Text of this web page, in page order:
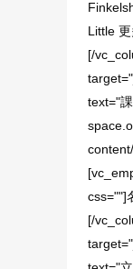
Little
[/
text="
css=""]
[/